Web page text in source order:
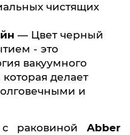
чистящих
— Цвет черный
- это
вакуумного
делает
и
с раковиной Abber